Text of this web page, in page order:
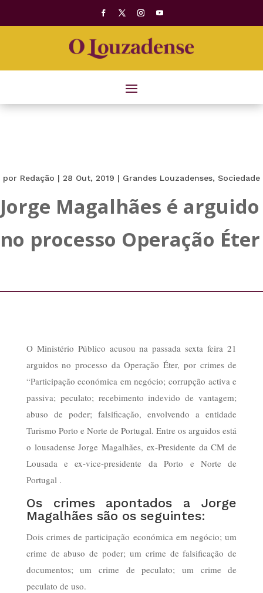
por Redação | 28 Out, 2019 | Grandes Louzadenses, Sociedade
Jorge Magalhães é arguido
no processo Operação Éter
O Ministério Público acusou na passada sexta feira 21
arguidos no processo da Operação Éter, por crimes de
“Participação económica em negócio; corrupção activa e
passiva; peculato; recebimento indevido de vantagem;
abuso de poder; falsificação, envolvendo a entidade
Turismo Porto e Norte de Portugal. Entre os arguidos está
o lousadense Jorge Magalhães, ex-Presidente da CM de
Lousada e ex-vice-presidente da Porto e Norte de
Portugal .
Os crimes apontados a Jorge
Magalhães são os seguintes:
Dois crimes de participação económica em negócio; um
crime de abuso de poder; um crime de falsificação de
documentos; um crime de peculato; um crime de
peculato de uso.